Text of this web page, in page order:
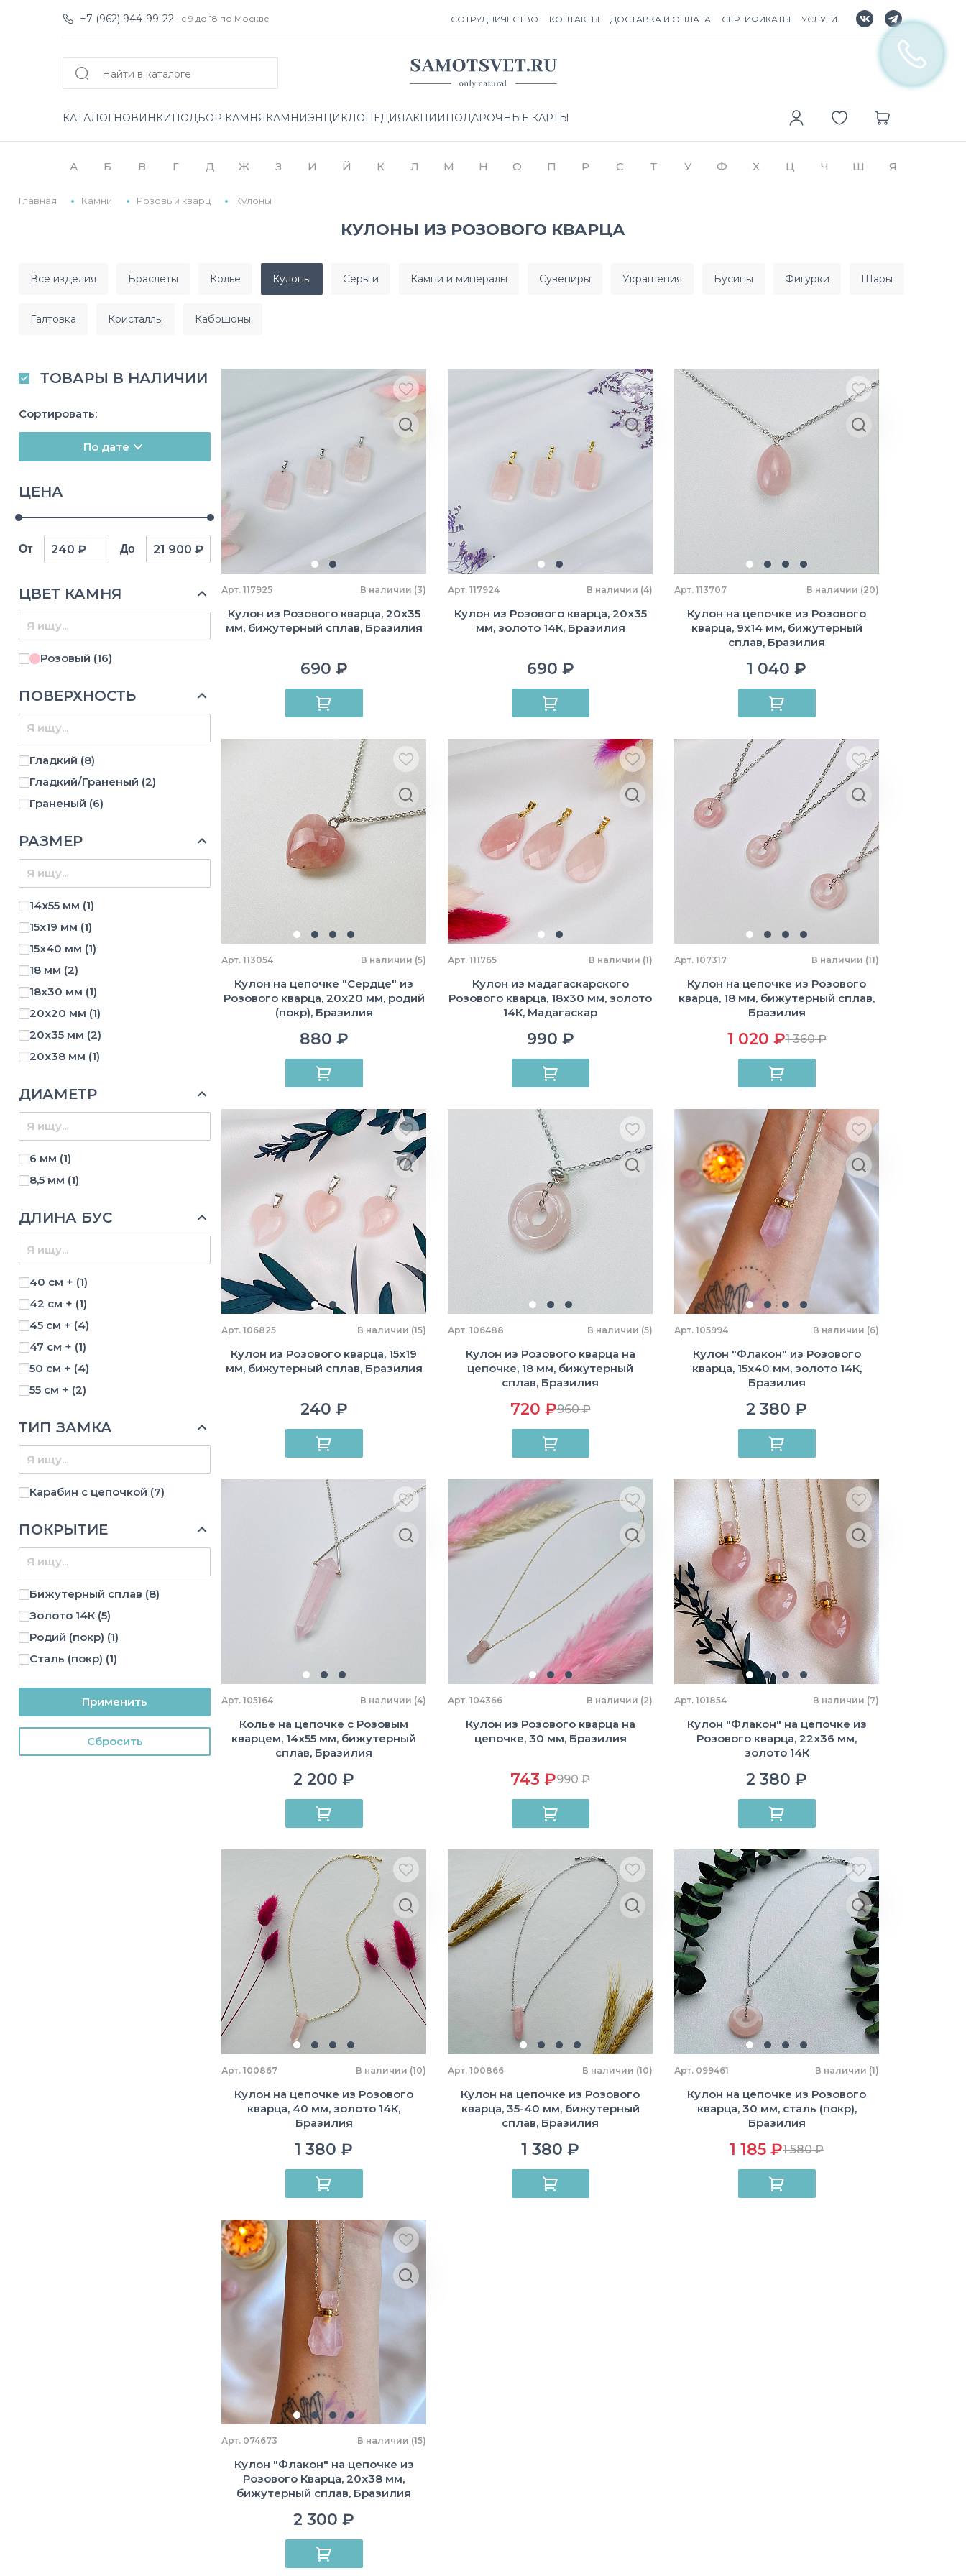
+7 (962) 944-99-22 с 9 до 18 по Москве СОТРУДНИЧЕСТВО КОНТАКТЫ ДОСТАВКА И ОПЛАТА СЕРТИФИКАТЫ УСЛУГИ
КАТАЛОГНОВИНКИ ПОДБОР КАМНЯ КАМНИЭНЦИКЛОПЕДИЯАКЦИИ ПОДАРОЧНЫЕ КАРТЫ
А Б В Г Д Ж З И Й К Л М Н О П Р С Т У Ф Х Ц Ч Ш Я
Главная Камни Розовый кварц Кулоны
КУЛОНЫ ИЗ РОЗОВОГО КВАРЦА
все изделия браслеты колье кулоны серьги камни и минералы сувениры украшения бусины фигурки шары
галтовка кристаллы кабошоны
ТОВАРЫ В НАЛИЧИИ
Сортировать:
По дате
ЦЕНА
От До
ЦВЕТ КАМНЯ
Розовый (16)
ПОВЕРХНОСТЬ
Гладкий (8)
Гладкий/Граненый (2)
Граненый (6)
РАЗМЕР
14х55 мм (1)
15х19 мм (1)
15х40 мм (1)
18 мм (2)
18х30 мм (1)
20х20 мм (1)
20х35 мм (2)
20х38 мм (1)
30 мм (2)
35-40 мм
40 мм(1)
9х14 мм
ДИАМЕТР
6 мм (1)
8,5 мм (1)
ДЛИНА БУС
40 см + (1)
42 см + (1)
45 см + (4)
47 см + (1)
50 см + (4)
55 см + (2)
ТИП ЗАМКА
Карабин с цепочкой (7)
ПОКРЫТИЕ
Бижутерный сплав (8)
Золото 14К (5)
Родий (покр) (1)
Сталь (покр) (1)
Применить
Cбросить
Арт. 117925 В наличии (3)
Кулон из Розового кварца, 20х35
мм, бижутерный сплав, Бразилия
690 ₽
Арт. 117924 В наличии (4)
Кулон из Розового кварца, 20х35
мм, золото 14К, Бразилия
690 ₽
Арт. 113707 В наличии (20)
Кулон на цепочке из Розового
кварца, 9х14 мм, бижутерный
сплав, Бразилия
1 040 ₽
Арт. 113054 В наличии (5)
Кулон на цепочке "Сердце" из
Розового кварца, 20х20 мм, родий
(покр), Бразилия
880 ₽
Арт. 111765 В наличии (1)
Кулон из мадагаскарского
Розового кварца, 18х30 мм, золото
14К, Мадагаскар
990 ₽
Арт. 107317 В наличии (11)
Кулон на цепочке из Розового
кварца, 18 мм, бижутерный сплав,
Бразилия
1 020 ₽1 360 ₽
Арт. 106825 В наличии (15)
Кулон из Розового кварца, 15х19
мм, бижутерный сплав, Бразилия
240 ₽
Арт. 106488 В наличии (5)
Кулон из Розового кварца на
цепочке, 18 мм, бижутерный
сплав, Бразилия
720 ₽960 ₽
Арт. 105994 В наличии (6)
Кулон "Флакон" из Розового
кварца, 15х40 мм, золото 14К,
Бразилия
2 380 ₽
Арт. 105164 В наличии (4)
Колье на цепочке с Розовым
кварцем, 14х55 мм, бижутерный
сплав, Бразилия
2 200 ₽
Арт. 104366 В наличии (2)
Кулон из Розового кварца на
цепочке, 30 мм, Бразилия
743 ₽990 ₽
Арт. 101854 В наличии (7)
Кулон "Флакон" на цепочке из
Розового кварца, 22х36 мм,
золото 14К
2 380 ₽
Арт. 100867 В наличии (10)
Кулон на цепочке из Розового
кварца, 40 мм, золото 14К,
Бразилия
1 380 ₽
Арт. 100866 В наличии (10)
Кулон на цепочке из Розового
кварца, 35-40 мм, бижутерный
сплав, Бразилия
1 380 ₽
Арт. 099461 В наличии (1)
Кулон на цепочке из Розового
кварца, 30 мм, сталь (покр),
Бразилия
1 185 ₽1 580 ₽
Арт. 074673 В наличии (15)
Кулон "Флакон" на цепочке из
Розового Кварца, 20х38 мм,
бижутерный сплав, Бразилия
2 300 ₽